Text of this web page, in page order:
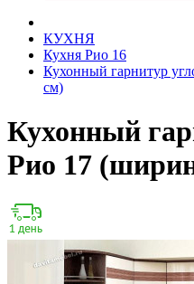
КУХНЯ
Кухня Рио 16
Кухонный гарнитур
см)
Кухонный
Рио 17